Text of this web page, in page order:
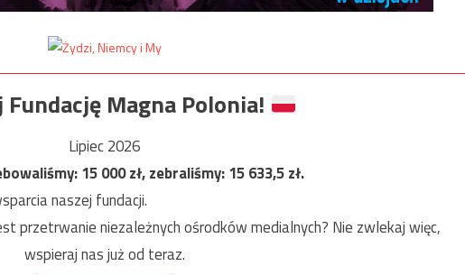
Magna Polonia!
Lipiec 2026
15 000zł, zebraliśmy:15 633,5zł.
naszej fundacji.
przetrwanie niezależnych ośrodków medialnych? Nie zwlekaj więc,
wspieraj nas już od teraz.